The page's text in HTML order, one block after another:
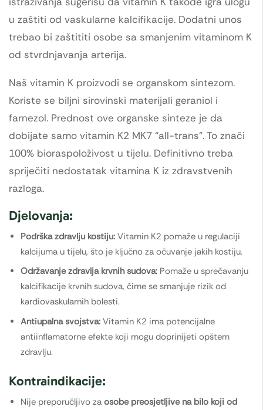
u zaštiti od vaskularne kalcifikacije. Dodatni unos
trebao bi zaštititi osobe sa smanjenim vitaminom K
od stvrdnjavanja arterija.
Naš vitamin K proizvodi se organskom sintezom.
Koriste se biljni sirovinski materijali geraniol i
farnezol. Prednost ove organske sinteze je da
dobijate samo vitamin K2 MK7 “all-trans”. To znači
100% bioraspoloživost u tijelu. Definitivno treba
spriječiti nedostatak vitamina K iz zdravstvenih
razloga.
Djelovanja:
Podrška zdravlju kostiju: Vitamin K2 pomaže u regulaciji
kalcijuma u tijelu, što je ključno za očuvanje jakih kostiju.
Održavanje zdravlja krvnih sudova: Pomaže u sprečavanju
kalcifikacije krvnih sudova, čime se smanjuje rizik od
kardiovaskularnih bolesti.
Antiupalna svojstva: Vitamin K2 ima potencijalne
antiinflamatorne efekte koji mogu doprinijeti opštem
zdravlju.
Kontraindikacije:
Nije preporučljivo za osobe preosjetljive na bilo koji od